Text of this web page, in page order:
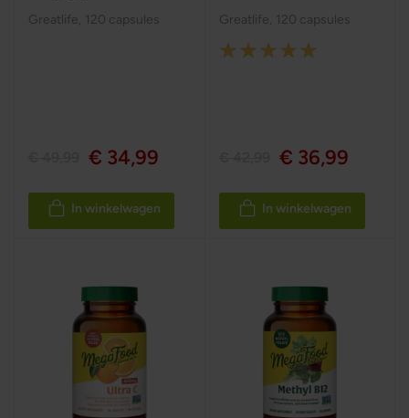
Greatlife 120 capsules
€ 34,99
In winkelwagen
Greatlife 120 capsules
Rating:
€ 36,99
In winkelwagen